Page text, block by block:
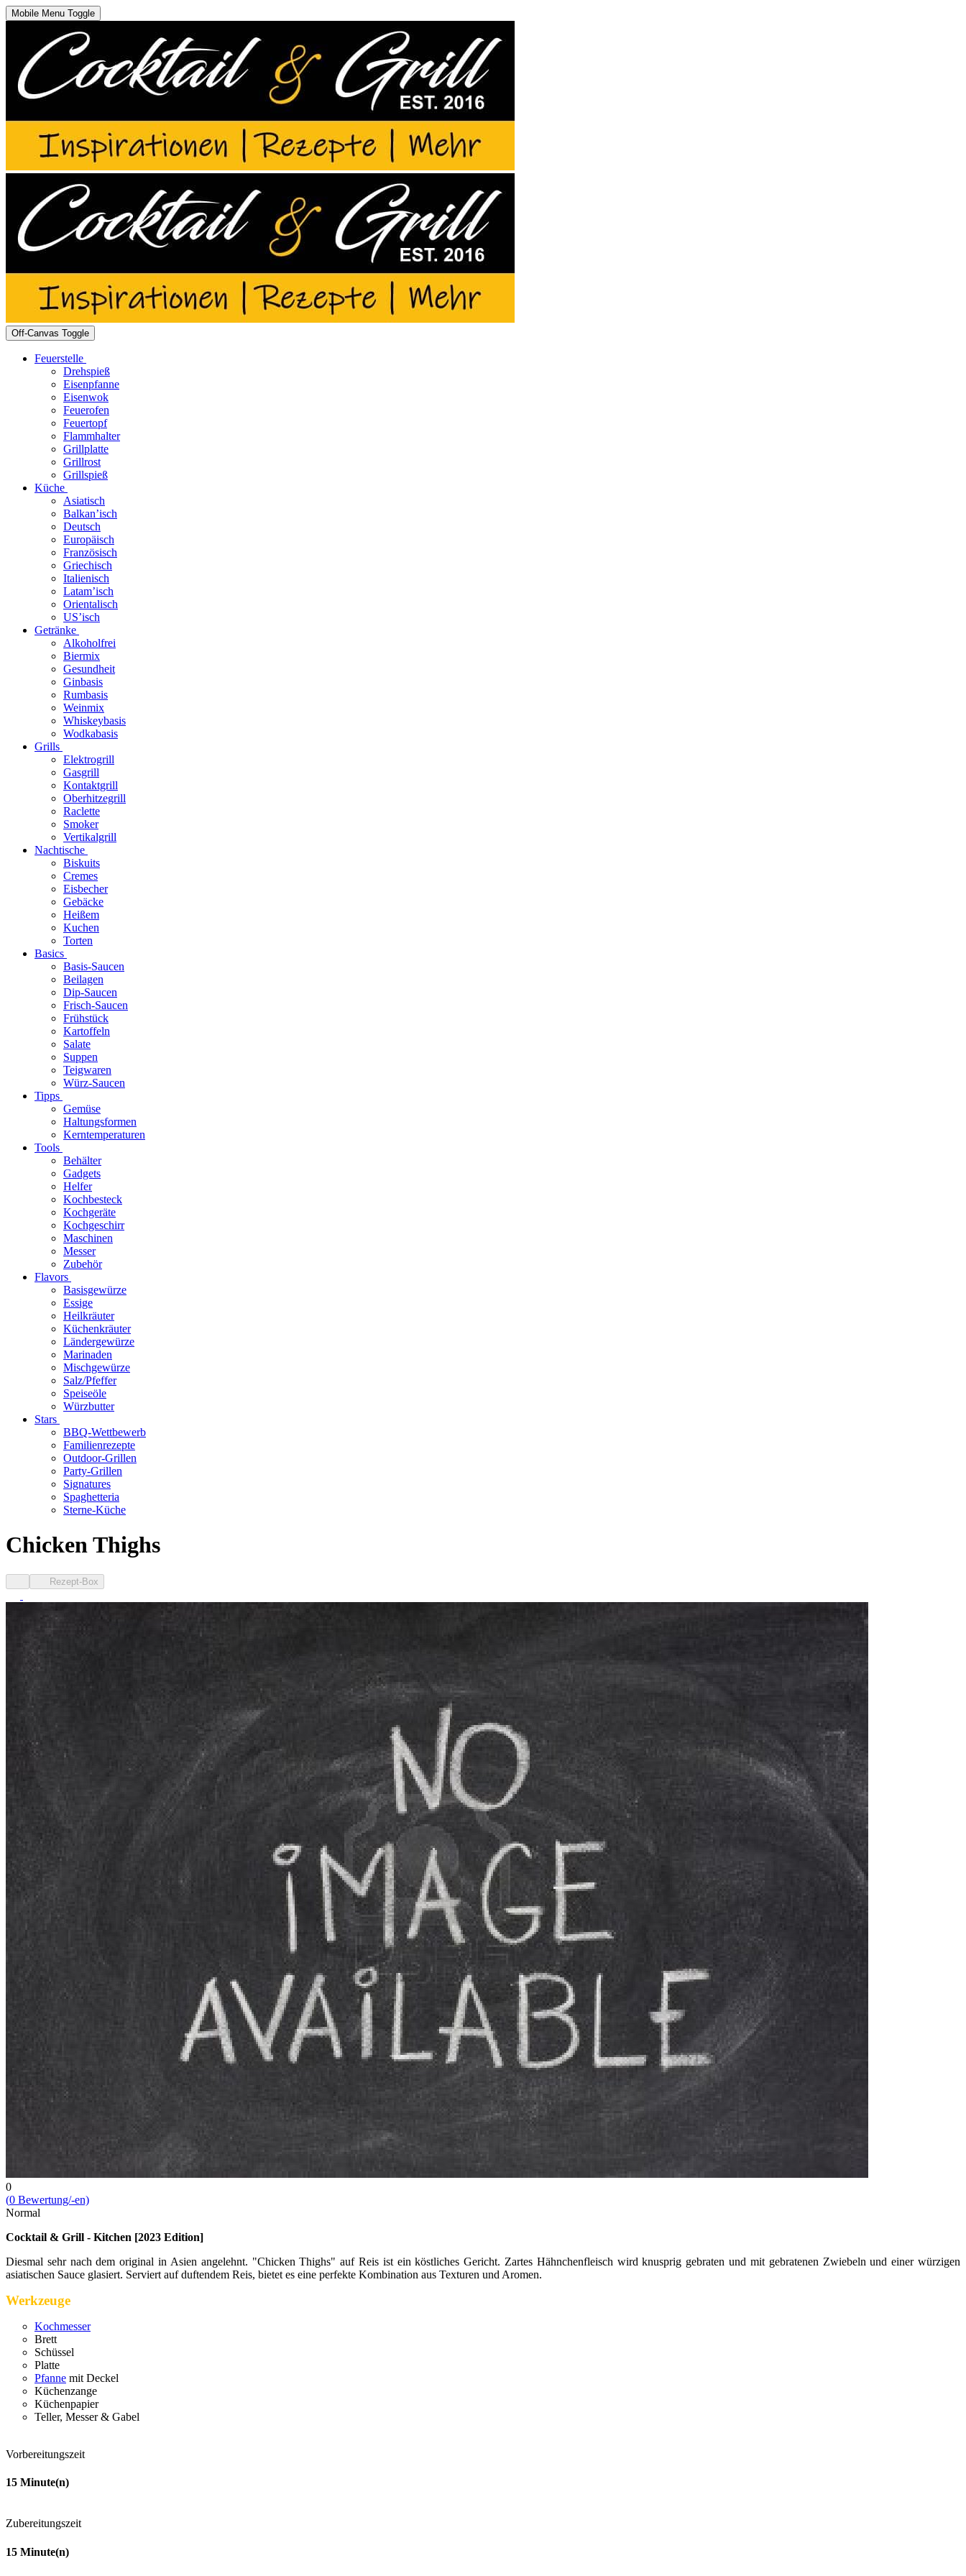
Mobile Menu Toggle
Off-Canvas Toggle
Feuerstelle
Drehspieß
Eisenpfanne
Eisenwok
Feuerofen
Feuertopf
Flammhalter
Grillplatte
Grillrost
Grillspieß
Küche
Asiatisch
Balkan’isch
Deutsch
Europäisch
Französisch
Griechisch
Italienisch
Latam’isch
Orientalisch
US’isch
Getränke
Alkoholfrei
Biermix
Gesundheit
Ginbasis
Rumbasis
Weinmix
Whiskeybasis
Wodkabasis
Grills
Elektrogrill
Gasgrill
Kontaktgrill
Oberhitzegrill
Raclette
Smoker
Vertikalgrill
Nachtische
Biskuits
Cremes
Eisbecher
Gebäcke
Heißem
Kuchen
Torten
Basics
Basis-Saucen
Beilagen
Dip-Saucen
Frisch-Saucen
Frühstück
Kartoffeln
Salate
Suppen
Teigwaren
Würz-Saucen
Tipps
Gemüse
Haltungsformen
Kerntemperaturen
Tools
Behälter
Gadgets
Helfer
Kochbesteck
Kochgeräte
Kochgeschirr
Maschinen
Messer
Zubehör
Flavors
Basisgewürze
Essige
Heilkräuter
Küchenkräuter
Ländergewürze
Marinaden
Mischgewürze
Salz/Pfeffer
Speiseöle
Würzbutter
Stars
BBQ-Wettbewerb
Familienrezepte
Outdoor-Grillen
Party-Grillen
Signatures
Spaghetteria
Sterne-Küche
Chicken Thighs
Rezept-Box
0
(0 Bewert­ung/-en)
Normal
Cocktail & Grill - Kitchen [2023 Edition]
Diesmal sehr nach dem original in Asien angelehnt. "Chicken Thighs" auf Reis ist ein köstliches Gericht. Zartes Hähnchenfleisch wird knusprig gebraten und mit gebratenen Zwiebeln und einer würzigen
asiatischen Sauce glasiert. Serviert auf duftendem Reis, bietet es eine perfekte Kombination aus Texturen und Aromen.
Werkzeuge
Kochmesser
Brett
Schüssel
Platte
Pfanne mit Deckel
Küchenzange
Küchenpapier
Teller, Messer & Gabel
Vorbereitungszeit
15 Minute(n)
Zubereitungszeit
15 Minute(n)